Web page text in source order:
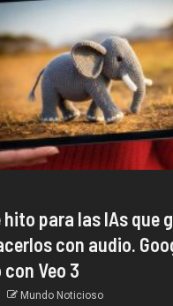
para las IAs que
con audio.
Veo 3
Mundo Noticioso